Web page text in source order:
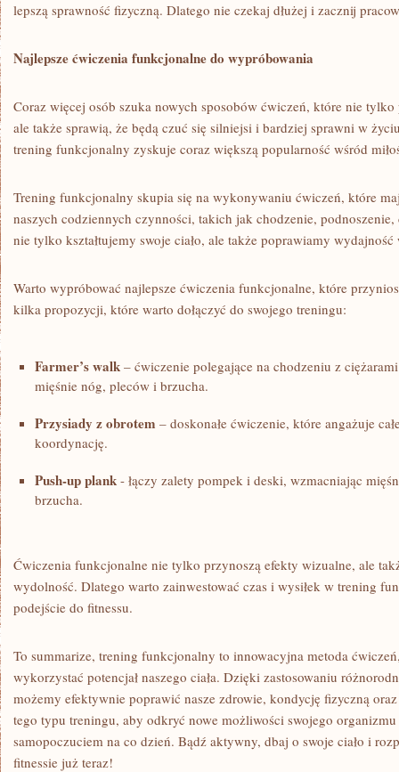
lepszą sprawność fizyczną. Dlatego nie czekaj dłużej ​i zacznij
Najlepsze ćwiczenia funkcjonalne ‌do wypróbowania
Coraz więcej osób szuka ⁣nowych ⁣sposobów ​ćwiczeń, które nie
ale ​także sprawią, że będą ⁤czuć się​ silniejsi i bardziej sprawni w
trening​ funkcjonalny zyskuje ‍coraz ⁢większą popularność wśród
Trening ⁣funkcjonalny skupia się na‍ wykonywaniu⁤ ćwiczeń, które⁤
naszych ‌codziennych ⁣czynności, takich jak ‍chodzenie,⁤
nie tylko kształtujemy swoje ciało, ⁣ale także poprawiamy wydajność
Warto wypróbować​ najlepsze ćwiczenia funkcjonalne, które
kilka propozycji, które warto ⁢dołączyć ⁢do swojego⁢ treningu:
Farmer’s walk – ćwiczenie polegające na chodzeniu ⁢z
mięśnie nóg, pleców i brzucha.
Przysiady z obrotem – doskonałe ⁣ćwiczenie, które angażuje‌
koordynację.
Push-up plank ⁢- łączy⁢ zalety ⁣pompek i deski,⁣ wzmacniając
brzucha.
Ćwiczenia funkcjonalne nie tylko przynoszą efekty⁤ wizualne, ale
wydolność. Dlatego warto zainwestować czas i wysiłek w trening
podejście do fitnessu.
To summarize, ‌trening funkcjonalny to⁢ innowacyjna metoda
wykorzystać potencjał ‌naszego ciała. Dzięki zastosowaniu
⁢możemy efektywnie ​poprawić nasze zdrowie, kondycję ⁤fizyczną
tego ⁣typu​ treningu, aby odkryć ⁣nowe ‌możliwości swojego
samopoczuciem na co dzień. Bądź aktywny, dbaj o swoje ciało ⁣i
fitnessie już teraz!